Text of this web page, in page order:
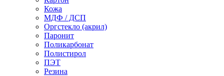
Кожа
МДФ / ДСП
Оргстекло (акрил)
Паронит
Поликарбонат
Полистирол
ПЭТ
Резина